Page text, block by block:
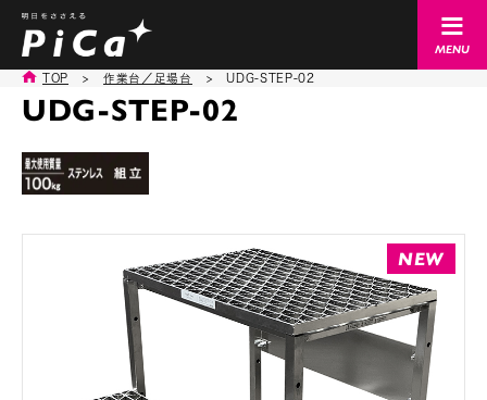
TOP > 作業台／足場台 > UDG-STEP-02
UDG-STEP-02